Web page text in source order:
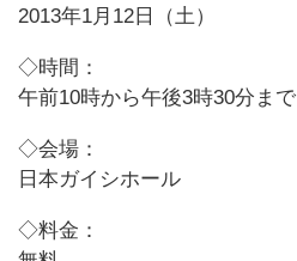
2013年1月12日（土）
◇時間：
午前10時から午後3時30分まで
◇会場：
日本ガイシホール
◇料金：